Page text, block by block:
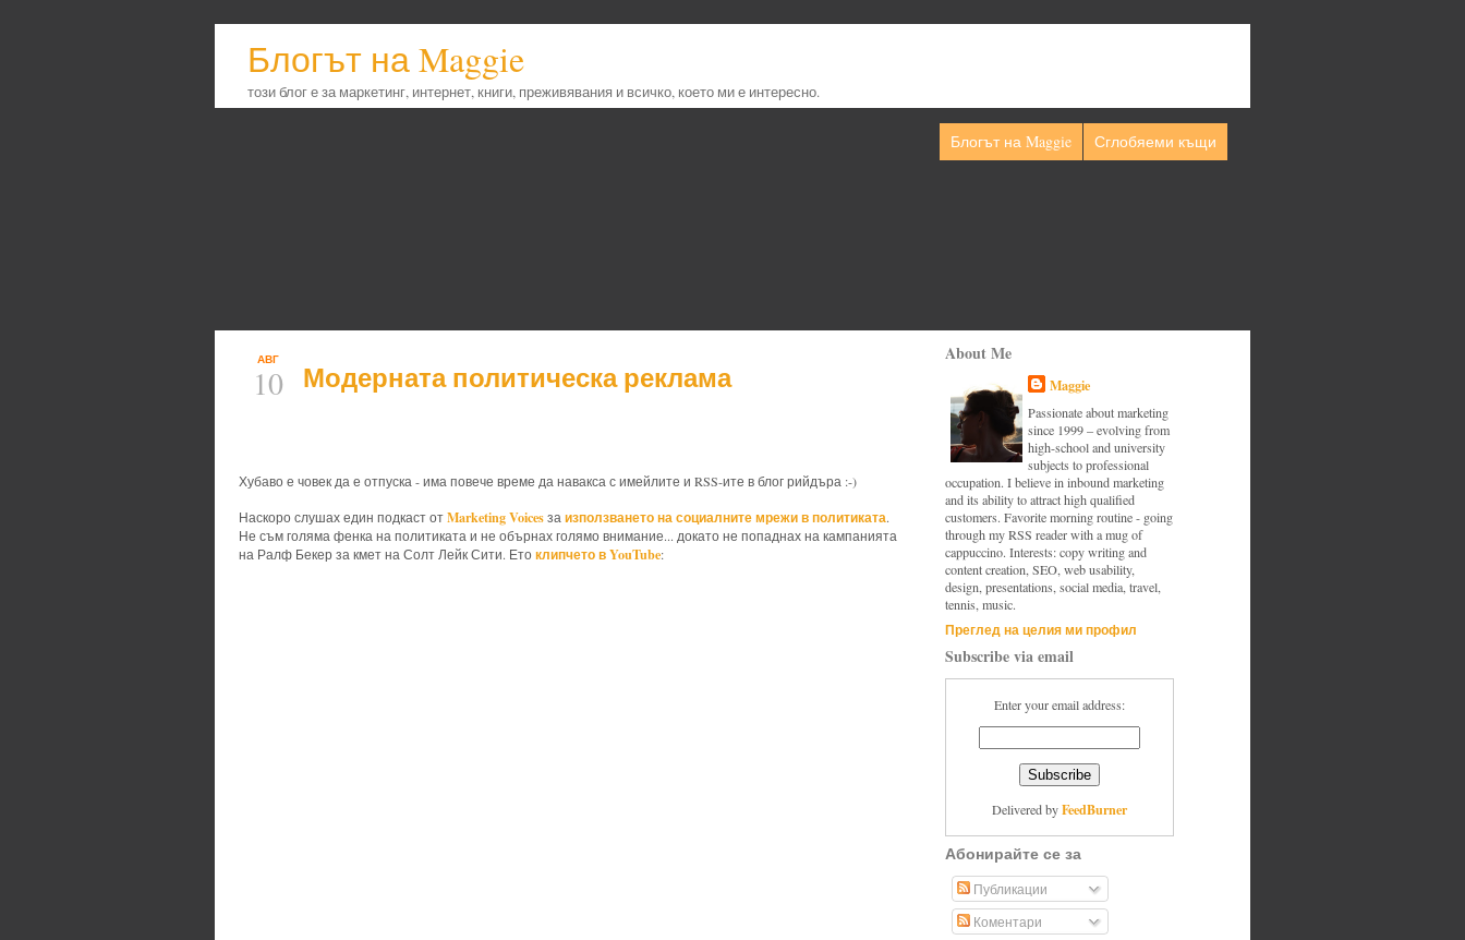
Блогът на Maggie
този блог е за маркетинг, интернет, книги, преживявания и всичко, което ми е интересно.
Блогът на Maggie Сглобяеми къщи
АВГ
10 Модерната политическа реклама
Хубаво е човек да е отпуска - има повече време да навакса с имейлите и RSS-ите в блог рийдъра :-)
Наскоро слушах един подкаст отMarketing Voicesза използването на социалните мрежи в политиката.
Не съм голяма фенка на политиката и не обърнах голямо внимание... докато не попаднах на кампанията
на Ралф Бекер за кмет на Солт Лейк Сити. Етоклипчето в YouTube:
About Me
Maggie
Passionate about marketing
since 1999 – evolving from
high-school and university
subjects to professional
occupation. I believe in inbound marketing
and its ability to attract high qualified
customers. Favorite morning routine - going
through my RSS reader with a mug of
cappuccino. Interests: copy writing and
content creation, SEO, web usability,
design, presentations, social media, travel,
tennis, music.
Преглед на целия ми профил
Subscribe via email
Enter your email address:
Delivered byFeedBurner
Абонирайте се за
Публикации
Коментари